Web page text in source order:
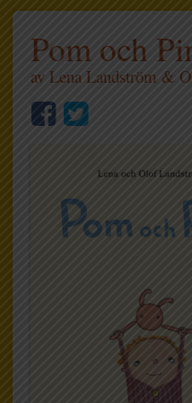
Pom och
avLena Landström &